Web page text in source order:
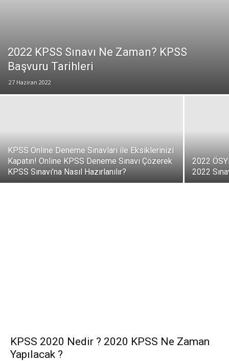
2022 KPSS Sınavı Ne Zaman? KPSS
Başvuru Tarihleri
27 Haziran 2022
KPSS Online Deneme Sınavları ile Eksiklerinizi
Kapatın! Online KPSS Deneme Sınavı Çözerek
KPSS Sınavı’na Nasıl Hazırlanılır?
2022
2022
KPSS 2020 Nedir ? 2020 KPSS Ne Zaman
Yapılacak ?